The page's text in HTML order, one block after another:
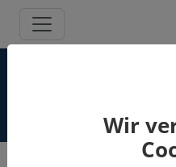
Wir